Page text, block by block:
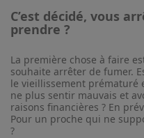
C’est décidé, vous
prendre ?
La première chose à faire
souhaite arrêter de fumer.
le vieillissement prématuré
ne plus sentir mauvais et
raisons financières ? En
Pour un proche qui ne
?